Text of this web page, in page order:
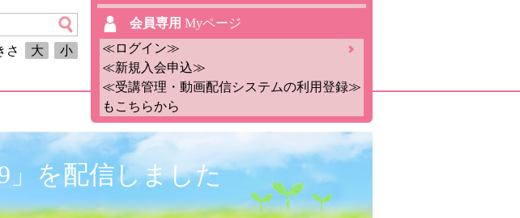
さ 大 小
会員専用 Myページ
≪ログイン≫
≪新規入会申込≫
≪受講管理・動画配信システムの利用登録≫
もこちらから
」を配信しました